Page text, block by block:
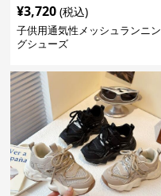
¥3,720 (税込)
子供用通気性メッシュランニン
グシューズ